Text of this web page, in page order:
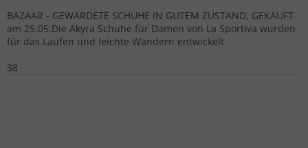
BAZAAR - GEWARDETE SCHUHE IN GUTEM ZUSTAND, GEKAUFT
am 25.05.Die Akyra Schuhe für Damen von La Sportiva wurden
für das Laufen und leichte Wandern entwickelt.
38